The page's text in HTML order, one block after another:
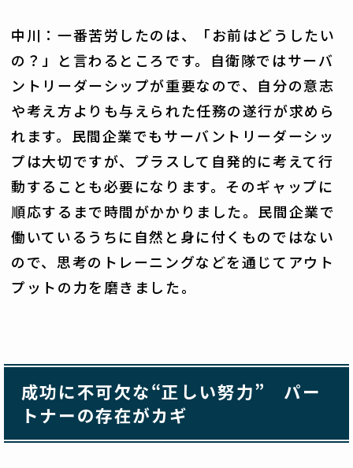
中川：一番苦労したのは、「お前はどうしたい
の？」と言わるところです。自衛隊ではサーバ
ントリーダーシップが重要なので、自分の意志
や考え方よりも与えられた任務の遂行が求めら
れます。民間企業でもサーバントリーダーシッ
プは大切ですが、プラスして自発的に考えて行
動することも必要になります。そのギャップに
順応するまで時間がかかりました。民間企業で
働いているうちに自然と身に付くものではない
ので、思考のトレーニングなどを通じてアウト
プットの力を磨きました。
成功に不可欠な“正しい努力” パー
トナーの存在がカギ